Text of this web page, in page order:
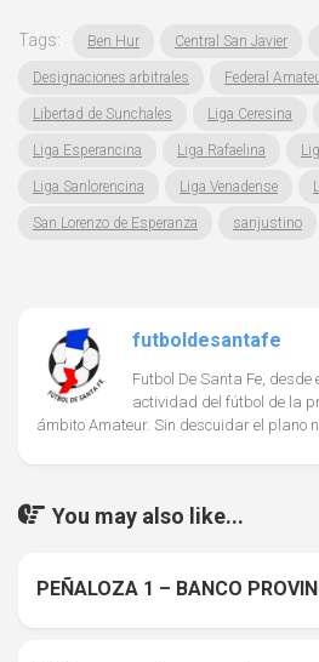
Tags: Ben Hur Central San Javier
Designaciones arbitrales Federal
Libertad de Sunchales Liga Ceresina
Liga Esperancina Liga Rafaelina
Liga Sanlorencina Liga Venadense
San Lorenzo de Esperanza sanjustino
futboldesantafe
Futbol De Santa Fe, desde
actividad del fútbol de la
ámbito Amateur. Sin descuidar el plano
You may also like...
PEÑALOZA 1 – BANCO